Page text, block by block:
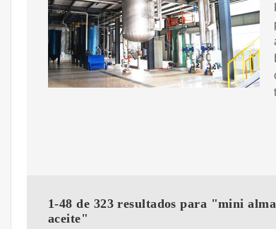
1-48 de 323 resultados para "mini
aceite"